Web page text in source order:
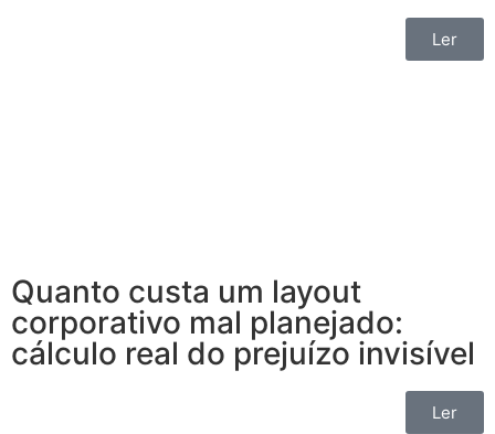
Ler
Quanto custa um layout
corporativo mal planejado:
cálculo real do prejuízo invisível
Ler